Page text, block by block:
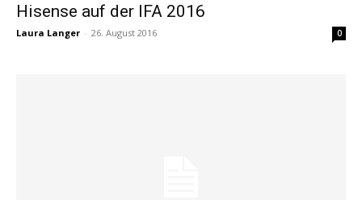
Hisense auf der IFA 2016
Laura Langer - 26. August 2016 0